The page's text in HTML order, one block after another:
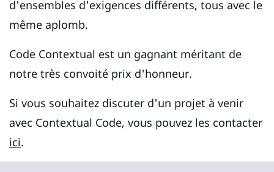
d'ensembles d'exigences différents, tous avec le
même aplomb.
Code Contextual est un gagnant méritant de
notre très convoité prix d'honneur.
Si vous souhaitez discuter d'un projet à venir
avec Contextual Code, vous pouvez les contacter
ici.